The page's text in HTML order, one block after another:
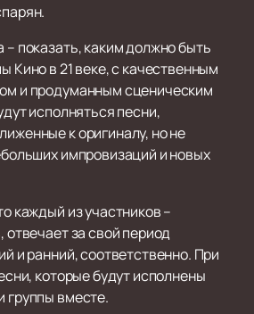
– показать, каким должно быть
Кино в 21 веке, с качественным
и продуманным сценическим
исполняться песни,
к оригиналу, но не
импровизаций и новых
каждый из участников –
за свой период
и ранний, соответственно. При
которые будут исполнены
группы вместе.